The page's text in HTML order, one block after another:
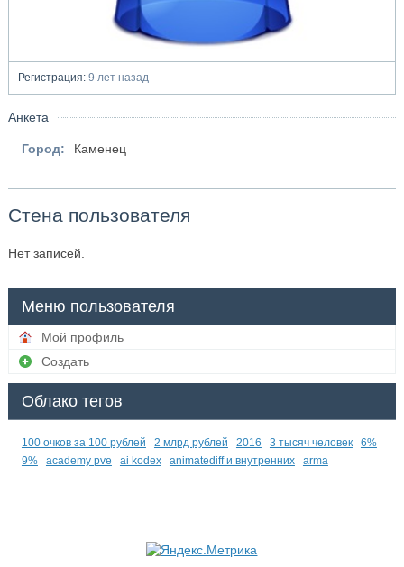
Регистрация:9 лет назад
Анкета
Город: Каменец
Стена пользователя
Нет записей.
Меню пользователя
Мой профиль
Создать
Облако тегов
100 очков за 100 рублей 2 млрд рублей 2016 3 тысяч человек
6%
9%
academy pve ai kodex animatediff и внутренних arma